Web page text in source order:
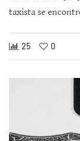
taxista se
25 0